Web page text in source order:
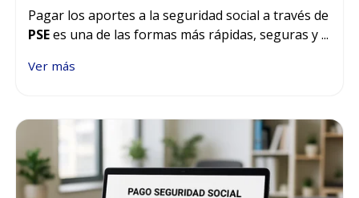
Pagar los aportes a la seguridad social a través de
PSEes una de las formas más rápidas, seguras y ...
Ver más